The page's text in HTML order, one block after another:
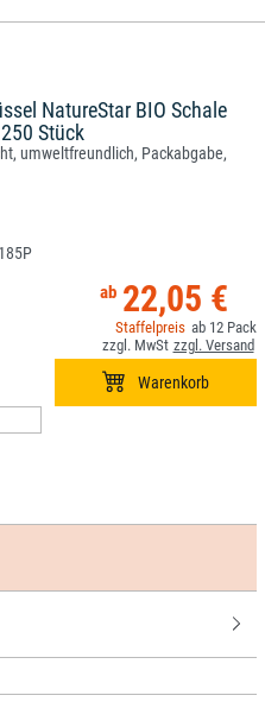
NatureStar BIO Schale
Stück
umweltfreundlich, Packabgabe,
22,05 €
12